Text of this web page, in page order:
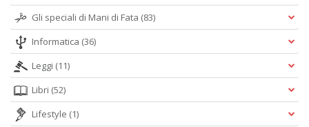
Gli speciali di Mani di Fata (83)
Informatica (36)
Leggi (11)
Libri (52)
Lifestyle (1)